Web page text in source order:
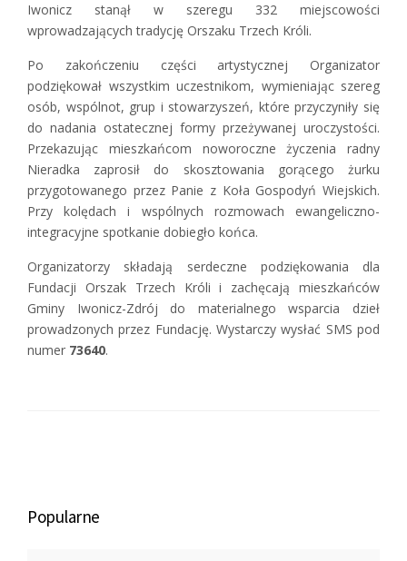
Iwonicz stanął w szeregu 332 miejscowości
wprowadzających tradycję Orszaku Trzech Króli.
Po zakończeniu części artystycznej Organizator
podziękował wszystkim uczestnikom, wymieniając szereg
osób, wspólnot, grup i stowarzyszeń, które przyczyniły się
do nadania ostatecznej formy przeżywanej uroczystości.
Przekazując mieszkańcom noworoczne życzenia radny
Nieradka zaprosił do skosztowania gorącego żurku
przygotowanego przez Panie z Koła Gospodyń Wiejskich.
Przy kolędach i wspólnych rozmowach ewangeliczno-
integracyjne spotkanie dobiegło końca.
Organizatorzy składają serdeczne podziękowania dla
Fundacji Orszak Trzech Króli i zachęcają mieszkańców
Gminy Iwonicz-Zdrój do materialnego wsparcia dzieł
prowadzonych przez Fundację. Wystarczy wysłać SMS pod
numer 73640.
Popularne